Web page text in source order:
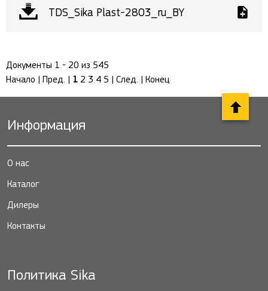
TDS_Sika Plast-2803_ru_BY
Документы 1 - 20 из 545
Начало | Пред. |
1 2 3 4 5 След. Конец
Информация
О нас
Каталог
Дилеры
Контакты
Политика Sika